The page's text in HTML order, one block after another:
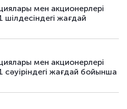
жеке
жеке
мен акционерлері
жағдай
мен акционерлері
жағдай бойынша